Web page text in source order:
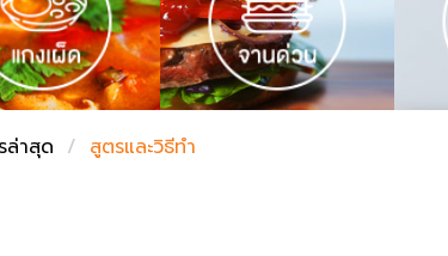
ล่าสุด สูตรและวิธีทำ